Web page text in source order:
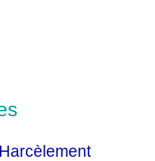
Harcèlement